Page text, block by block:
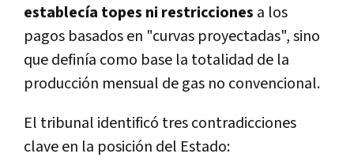
establecía topes ni restricciones a los
pagos basados en "curvas proyectadas", sino
que definía como base la totalidad de la
producción mensual de gas no convencional.
El tribunal identificó tres contradicciones
clave en la posición del Estado: